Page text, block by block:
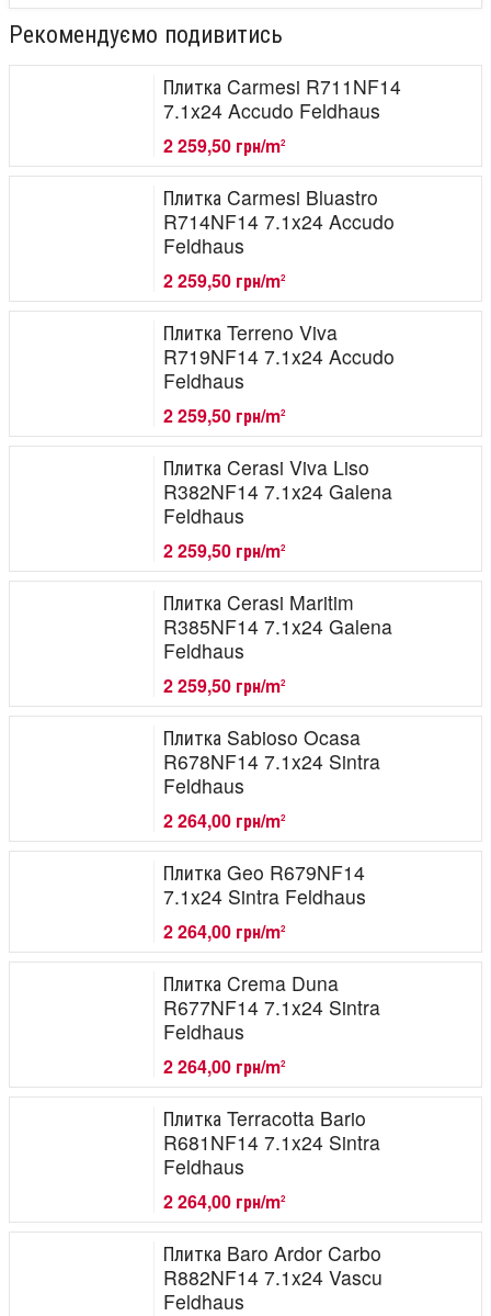
Рекомендуємо подивитись
Плитка Carmesi R711NF14
7.1x24 Accudo Feldhaus
2 259,50 грн/m2
Плитка Carmesi Bluastro
R714NF14 7.1x24 Accudo
Feldhaus
2 259,50 грн/m2
Плитка Terreno Viva
R719NF14 7.1x24 Accudo
Feldhaus
2 259,50 грн/m2
Плитка Cerasi Viva Liso
R382NF14 7.1x24 Galena
Feldhaus
2 259,50 грн/m2
Плитка Cerasi Maritim
R385NF14 7.1x24 Galena
Feldhaus
2 259,50 грн/m2
Плитка Sabioso Ocasa
R678NF14 7.1x24 Sintra
Feldhaus
2 264,00 грн/m2
Плитка Geo R679NF14
7.1x24 Sintra Feldhaus
2 264,00 грн/m2
Плитка Crema Duna
R677NF14 7.1x24 Sintra
Feldhaus
2 264,00 грн/m2
Плитка Terracotta Bario
R681NF14 7.1x24 Sintra
Feldhaus
2 264,00 грн/m2
Плитка Baro Ardor Carbo
R882NF14 7.1x24 Vascu
Feldhaus